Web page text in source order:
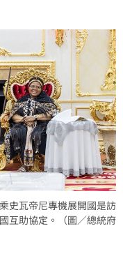
史瓦帝尼專機展開國是訪
互助協定。（圖／總統府